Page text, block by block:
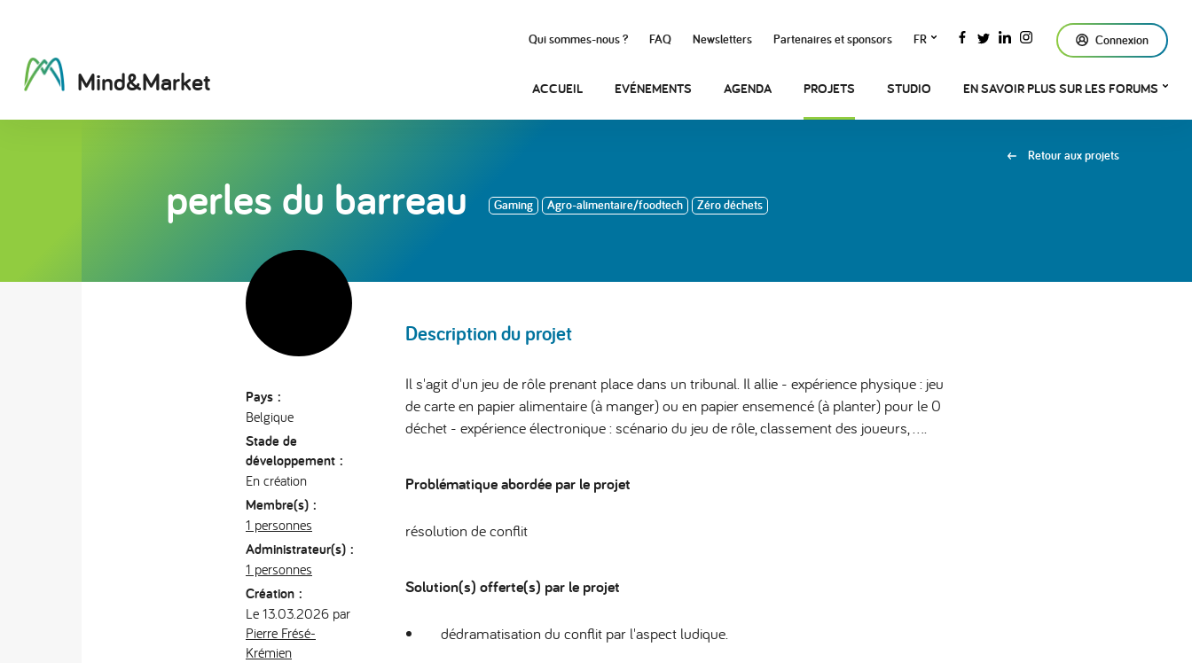
Mind&Market
Qui sommes-nous ? FAQ Newsletters Partenaires et sponsors FR Connexion
ACCUEIL EVÉNEMENTS AGENDA PROJETS STUDIO EN SAVOIR PLUS SUR LES FORUMS
perles du barreau Gaming Agro-alimentaire/foodtech Zéro déchets
Retour aux projets
Pays :
Belgique
Stade de
développement :
En création
Membre(s) :
1 personnes
Administrateur(s) :
1 personnes
Création :
Le 13.03.2026 par
Pierre Frésé-
Krémien
Description du projet
Il s'agit d'un jeu de rôle prenant place dans un tribunal. Il allie - expérience physique : jeu
de carte en papier alimentaire (à manger) ou en papier ensemencé (à planter) pour le 0
déchet - expérience électronique : scénario du jeu de rôle, classement des joueurs, ....
Problématique abordée par le projet
résolution de conflit
Solution(s) offerte(s) par le projet
dédramatisation du conflit par l'aspect ludique.